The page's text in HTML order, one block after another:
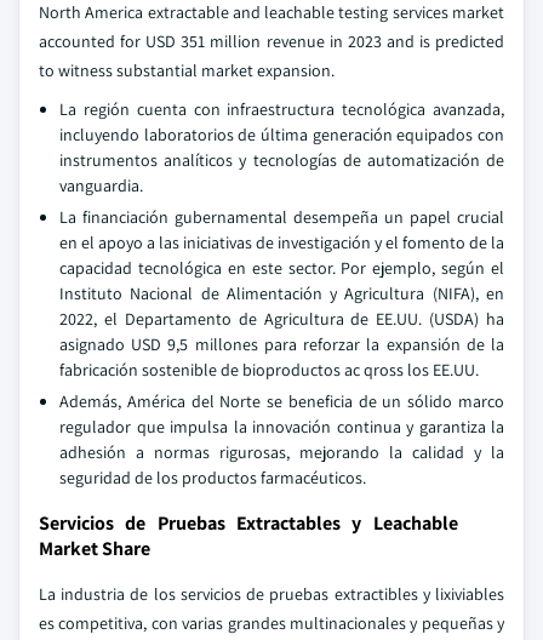
North America extractable and leachable testing services market
accounted for USD 351 million revenue in 2023 and is predicted
to witness substantial market expansion.
La región cuenta con infraestructura tecnológica avanzada,
incluyendo laboratorios de última generación equipados con
instrumentos analíticos y tecnologías de automatización de
vanguardia.
La financiación gubernamental desempeña un papel crucial
en el apoyo a las iniciativas de investigación y el fomento de la
capacidad tecnológica en este sector. Por ejemplo, según el
Instituto Nacional de Alimentación y Agricultura (NIFA), en
2022, el Departamento de Agricultura de EE.UU. (USDA) ha
asignado USD 9,5 millones para reforzar la expansión de la
fabricación sostenible de bioproductos ac qross los EE.UU.
Además, América del Norte se beneficia de un sólido marco
regulador que impulsa la innovación continua y garantiza la
adhesión a normas rigurosas, mejorando la calidad y la
seguridad de los productos farmacéuticos.
Servicios de Pruebas Extractables y Leachable
Market Share
La industria de los servicios de pruebas extractibles y lixiviables
es competitiva, con varias grandes multinacionales y pequeñas y